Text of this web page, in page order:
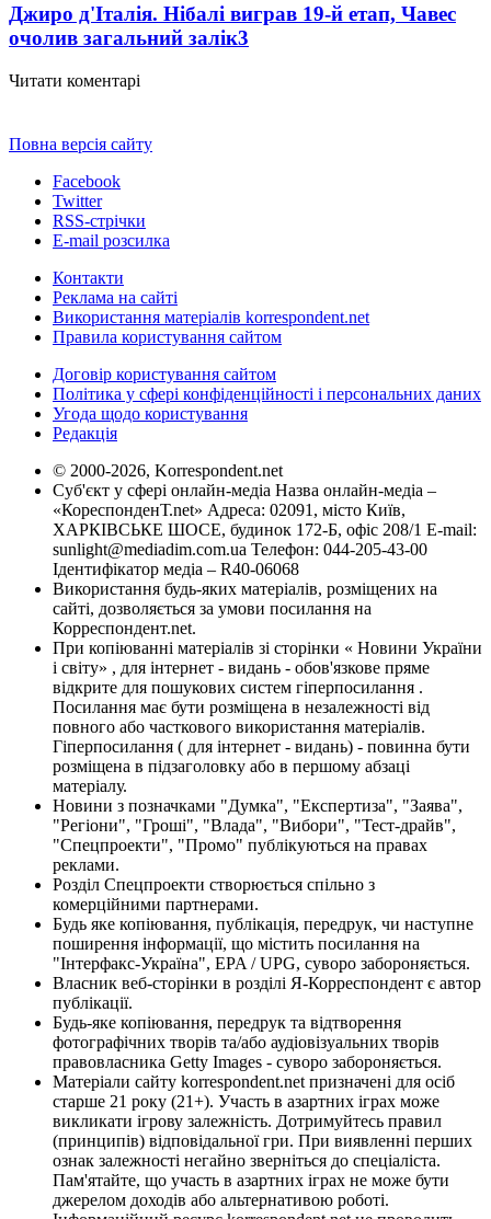
Джиро д'Італія. Нібалі виграв 19-й етап, Чавес
очолив загальний залік3
Читати коментарі
Повна версія сайту
Facebook
Twitter
RSS-стрічки
E-mail розсилка
Контакти
Реклама на сайті
Використання матеріалів korrespondent.net
Правила користування сайтом
Договір користування сайтом
Політика у сфері конфіденційності і персональних даних
Угода щодо користування
Редакція
© 2000-2026, Korrespondent.net
Суб'єкт у сфері онлайн-медіа Назва онлайн-медіа –
«КореспонденТ.net» Адреса: 02091, місто Київ,
ХАРКІВСЬКЕ ШОСЕ, будинок 172-Б, офіс 208/1 E-mail:
sunlight@mediadim.com.ua Телефон: 044-205-43-00
Ідентифікатор медіа – R40-06068
Використання будь-яких матеріалів, розміщених на
сайті, дозволяється за умови посилання на
Корреспондент.net.
При копіюванні матеріалів зі сторінки « Новини України
і світу» , для інтернет - видань - обов'язкове пряме
відкрите для пошукових систем гіперпосилання .
Посилання має бути розміщена в незалежності від
повного або часткового використання матеріалів.
Гіперпосилання ( для інтернет - видань) - повинна бути
розміщена в підзаголовку або в першому абзаці
матеріалу.
Новини з позначками "Думка", "Експертиза", "Заява",
"Регіони", "Гроші", "Влада", "Вибори", "Тест-драйв",
"Спецпроекти", "Промо" публікуються на правах
реклами.
Розділ Спецпроекти створюється спільно з
комерційними партнерами.
Будь яке копіювання, публікація, передрук, чи наступне
поширення інформації, що містить посилання на
"Інтерфакс-Україна", EPA / UPG, суворо забороняється.
Власник веб-сторінки в розділі Я-Корреспондент є автор
публікації.
Будь-яке копіювання, передрук та відтворення
фотографічних творів та/або аудіовізуальних творів
правовласника Getty Images - суворо забороняється.
Матеріали сайту korrespondent.net призначені для осіб
старше 21 року (21+). Участь в азартних іграх може
викликати ігрову залежність. Дотримуйтесь правил
(принципів) відповідальної гри. При виявленні перших
ознак залежності негайно зверніться до спеціаліста.
Пам'ятайте, що участь в азартних іграх не може бути
джерелом доходів або альтернативою роботі.